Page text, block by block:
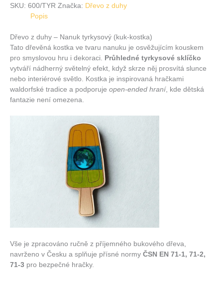
SKU: 600/TYR Značka: Dřevo z duhy
Popis
Dřevo z duhy – Nanuk tyrkysový (kuk-kostka)
Tato dřevěná kostka ve tvaru nanuku je osvěžujícím kouskem
pro smyslovou hru i dekoraci. Průhledné tyrkysové sklíčko
vytváří nádherný světelný efekt, když skrze něj prosvítá slunce
nebo interiérové světlo. Kostka je inspirovaná hračkami
waldorfské tradice a podporuje open-ended hraní, kde dětská
fantazie není omezena.
Vše je zpracováno ručně z příjemného bukového dřeva,
navrženo v Česku a splňuje přísné normy ČSN EN 71-1, 71-2,
71-3 pro bezpečné hračky.